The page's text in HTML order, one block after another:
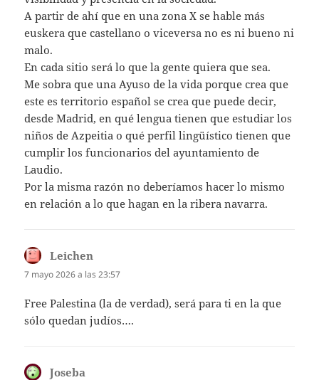
A partir de ahí que en una zona X se hable más
euskera que castellano o viceversa no es ni bueno ni
malo.
En cada sitio será lo que la gente quiera que sea.
Me sobra que una Ayuso de la vida porque crea que
este es territorio español se crea que puede decir,
desde Madrid, en qué lengua tienen que estudiar los
niños de Azpeitia o qué perfil lingüístico tienen que
cumplir los funcionarios del ayuntamiento de
Laudio.
Por la misma razón no deberíamos hacer lo mismo
en relación a lo que hagan en la ribera navarra.
Leichen
7 mayo 2026 a las 23:57
Free Palestina (la de verdad), será para ti en la que
sólo quedan judíos….
Joseba